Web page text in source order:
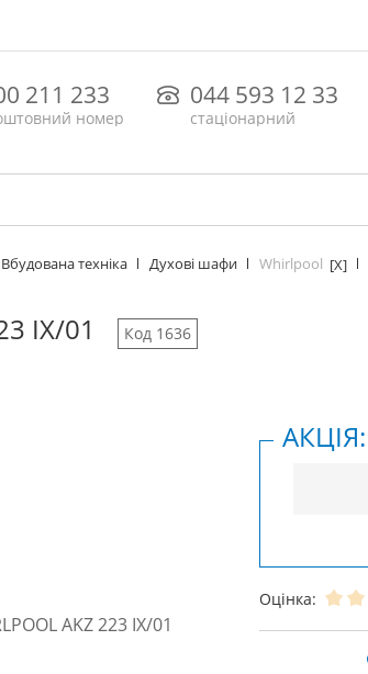
211 233
номер
044 593 12 33
стаціонарний
Вбудована техніка Духові шафи Whirlpool [X]
IX/01 Код 1636
АКЦІЯ:
Оцінка: